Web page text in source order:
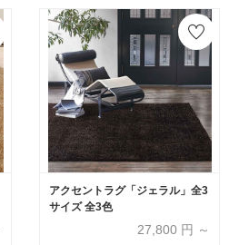
アクセントラグ「ジェラル」全3
サイズ 全3色
27,800 円 ～